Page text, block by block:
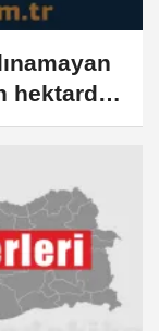
hektardan